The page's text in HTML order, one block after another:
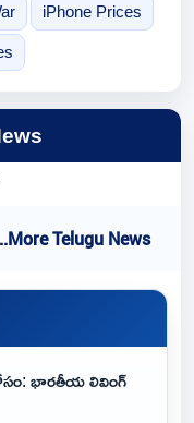
iPhone Prices
..More Telugu News
భారతీయ లివింగ్